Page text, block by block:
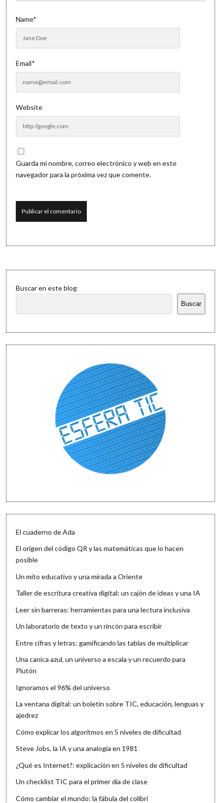
Name*
Email*
Website
Guarda mi nombre, correo electrónico y web en este
navegador para la próxima vez que comente.
Sidebar
Buscar en este blog
Buscar
El cuaderno de Ada
El origen del código QR y las matemáticas que lo hacen
posible
Un mito educativo y una mirada a Oriente
Taller de escritura creativa digital: un cajón de ideas y una IA
Leer sin barreras: herramientas para una lectura inclusiva
Un laboratorio de texto y un rincón para escribir
Entre cifras y letras: gamificando las tablas de multiplicar
Una canica azul, un universo a escala y un recuerdo para
Plutón
Ignoramos el 96% del universo
La ventana digital: un boletín sobre TIC, educación, lenguas y
ajedrez
Cómo explicar los algoritmos en 5 niveles de dificultad
Steve Jobs, la IA y una analogía en 1981
¿Qué es Internet?: explicación en 5 niveles de dificultad
Un checklist TIC para el primer día de clase
Cómo cambiar el mundo: la fábula del colibrí